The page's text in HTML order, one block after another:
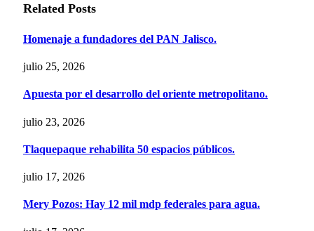
Related Posts
Homenaje a fundadores del PAN Jalisco.
julio 25, 2026
Apuesta por el desarrollo del oriente metropolitano.
julio 23, 2026
Tlaquepaque rehabilita 50 espacios públicos.
julio 17, 2026
Mery Pozos: Hay 12 mil mdp federales para agua.